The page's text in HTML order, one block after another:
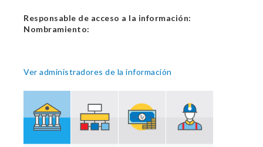
Responsable de acceso a la información:
Nombramiento:
Ver administradores de la información